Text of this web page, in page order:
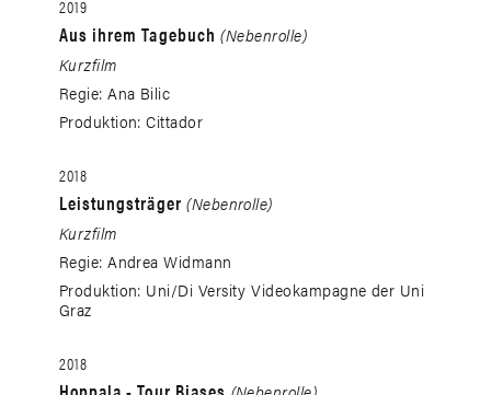
2019
Aus ihrem Tagebuch (Nebenrolle)
Kurzfilm
Regie: Ana Bilic
Produktion: Cittador
2018
Leistungsträger (Nebenrolle)
Kurzfilm
Regie: Andrea Widmann
Produktion: Uni/Di Versity Videokampagne der Uni
Graz
2018